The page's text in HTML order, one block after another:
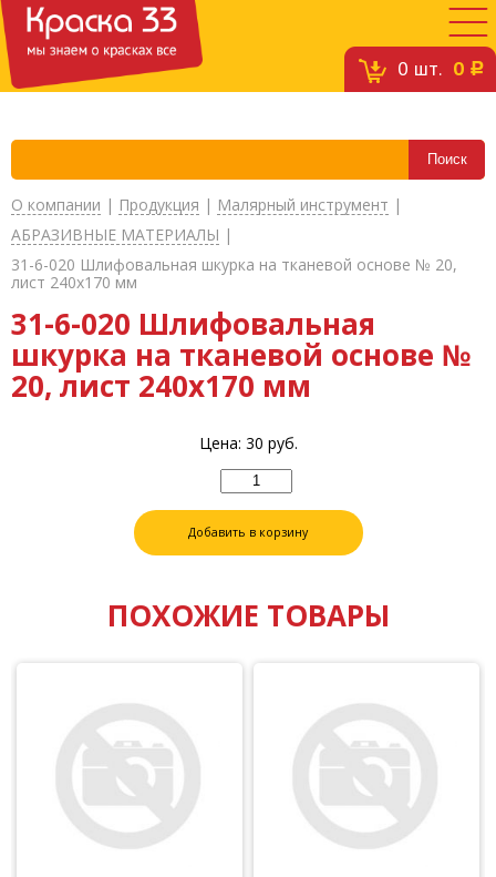
0 шт. 0 c
О компании | Продукция | Малярный инструмент |
АБРАЗИВНЫЕ МАТЕРИАЛЫ |
31-6-020 Шлифовальная шкурка на тканевой основе № 20,
лист 240х170 мм
31-6-020 Шлифовальная
шкурка на тканевой основе №
20, лист 240х170 мм
Цена: 30 руб.
Добавить в корзину
ПОХОЖИЕ ТОВАРЫ